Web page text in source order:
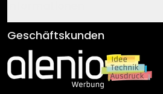
Klebe- und Montageanleitungen
Newsletter An-/Abmeldung
Sendungsverfolgung
AGB
Impressum
Versand & Zahlung
Geschäftskunden